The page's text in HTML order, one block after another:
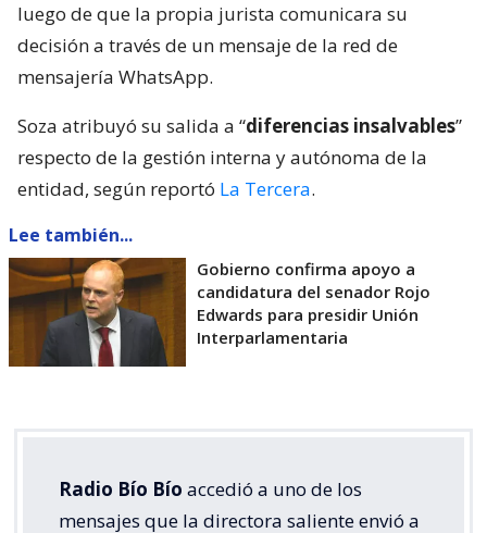
luego de que la propia jurista comunicara su
decisión a través de un mensaje de la red de
mensajería WhatsApp.
Soza atribuyó su salida a “diferencias insalvables”
respecto de la gestión interna y autónoma de la
entidad, según reportó La Tercera.
Lee también...
Gobierno confirma apoyo a
candidatura del senador Rojo
Edwards para presidir Unión
Interparlamentaria
Radio Bío Bío accedió a uno de los
mensajes que la directora saliente envió a